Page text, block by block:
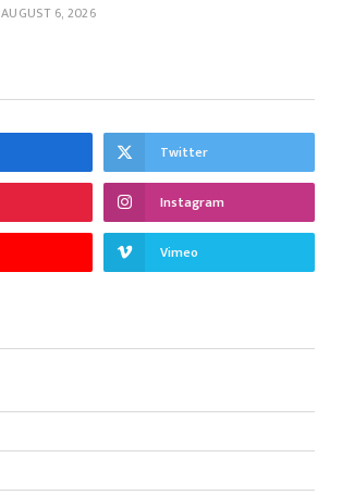
AUGUST 6, 2026
Twitter
Instagram
Vimeo